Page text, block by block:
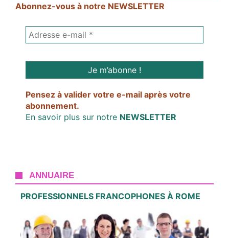
Abonnez-vous à notre NEWSLETTER
Pensez à valider votre e-mail après votre
abonnement.
En savoir plus sur notre NEWSLETTER
ANNUAIRE
PROFESSIONNELS FRANCOPHONES À ROME